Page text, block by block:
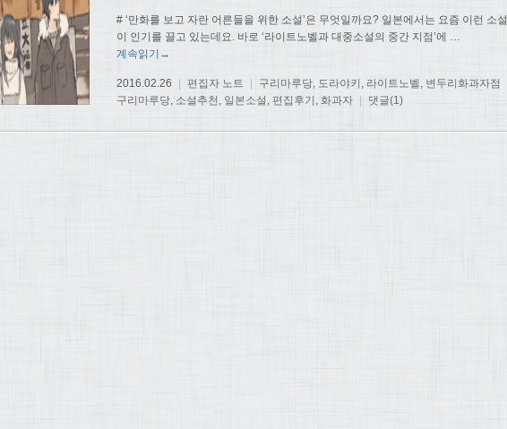
# ‘만화를 보고 자란 어른들을 위한 소설’은 무엇일까요? 일본에서는 요즘 이런 소설
이 인기를 끌고 있는데요. 바로 ‘라이트노벨과 대중소설의 중간 지점’에
계속읽기→
2016.02.26 편집자 노트 구리마루당, 도라야키 , 라이트노벨 , 변두리화과자점
구리마루당, 소설추천 , 일본소설 , 편집후기 , 화과자 댓글(1)